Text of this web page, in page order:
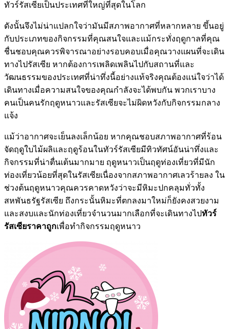
ทัวร์รัสเซียเป็นประเทศที่ใหญ่ที่สุดในโลก
ดังนั้นจึงไม่น่าแปลกใจว่ามันมีสภาพอากาศที่หลากหลาย ขึ้นอยู่
กับประเภทของกิจกรรมที่คุณสนใจและแม้กระทั่งฤดูกาลที่คุณ
ชื่นชอบคุณควรพิจารณาอย่างรอบคอบเมื่อคุณวางแผนที่จะเดิน
ทางไปรัสเซีย หากต้องการเพลิดเพลินไปกับสถานที่และ
วัฒนธรรมของประเทศที่น่าทึ่งนี้อย่างแท้จริงคุณต้องแน่ใจว่าได้
เดินทางเมื่อความสนใจของคุณกำลังจะได้พบกัน พวกเราบาง
คนเป็นคนรักฤดูหนาวและรัสเซียจะไม่ผิดหวังกับกิจกรรมกลาง
แจ้ง
แม้ว่าอากาศจะเย็นลงเล็กน้อย หากคุณชอบสภาพอากาศที่ร้อน
จัดฤดูใบไม้ผลิและฤดูร้อนในทัวร์รัสเซียมีทิวทัศน์อันน่าทึ่งและ
กิจกรรมที่น่าตื่นเต้นมากมาย ฤดูหนาวเป็นฤดูท่องเที่ยวที่มีนัก
ท่องเที่ยวน้อยที่สุดในรัสเซียเนื่องจากสภาพอากาศเลวร้ายลง ใน
ช่วงต้นฤดูหนาวคุณควรคาดหวังว่าจะมีหิมะปกคลุมทั่วทั้ง
สหพันธรัฐรัสเซีย ถึงกระนั้นหิมะที่ตกลงมาใหม่ก็ยังคงสวยงาม
และสงบและนักท่องเที่ยวจำนวนมากเลือกที่จะเดินทางไปทัวร์
รัสเซียราคาถูกเพื่อทำกิจกรรมฤดูหนาว